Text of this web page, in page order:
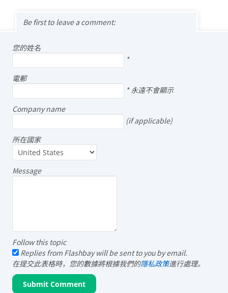
Be first to leave a comment:
您的姓名
*
電郵
*永遠不會顯示
Company name
(if applicable)
所在國家
Message
Follow this topic
Replies from Flashbay will be sent to you by email.
在提交此表格時，您的數據將根據我們的隱私政策進行處理。